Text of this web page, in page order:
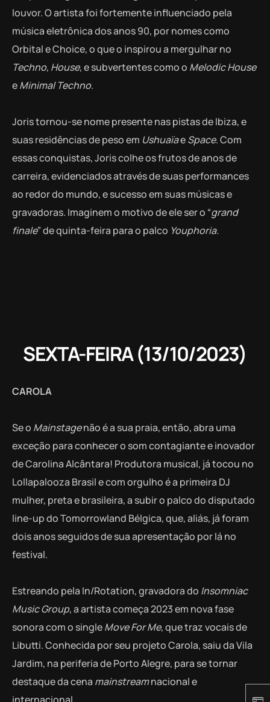
louvor. O artista foi fortemente influenciado pela
música eletrônica dos anos 90, por nomes como
Orbital e Choice, o que o inspirou a mergulhar no
Techno, House, e subvertentes como o MelodicHouse
eMinimal Techno.
Joris tornou-se nome presente nas pistas de Ibiza, e
suas residências de peso em UshuaïaeSpace. Com
essas conquistas, Joris colhe os frutos de anos de
carreira, evidenciados através de suas performances
ao redor do mundo, e sucesso em suas músicas e
gravadoras. Imaginem o motivo de ele ser o “grand
finale” de quinta-feira para o palco Youphoria.
SEXTA-FEIRA (13/10/2023)
CAROLA
Se o Mainstagenão é a sua praia, então, abra uma
exceção para conhecer o som contagiante e inovador
de Carolina Alcântara! Produtora musical, já tocou no
Lollapalooza Brasil e com orgulho é a primeira DJ
mulher, preta e brasileira, a subir o palco do disputado
line-up do Tomorrowland Bélgica, que, aliás, já foram
dois anos seguidos de sua apresentação por lá no
festival.
Estreando pela In/Rotation, gravadora do Insomniac
Music Group, a artista começa 2023 em nova fase
sonora com o singleMove For Me, que traz vocais de
Libutti. Conhecida por seu projeto Carola, saiu da Vila
Jardim, na periferia de Porto Alegre, para se tornar
destaque da cena mainstreamnacional e